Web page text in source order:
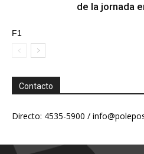
F1
de la jornada
Contacto
Directo: 4535-5900 /